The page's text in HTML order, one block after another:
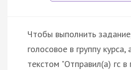
Чтобы выполнить
голосовое в группу
текстом "Отправил(а) гс в